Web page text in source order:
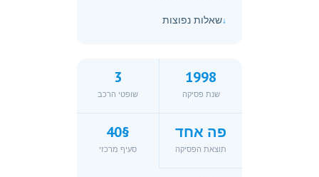
שאלות נפוצות
1998
שנת פסיקה
3
שופטי הרכב
פה אחד
תוצאת הפסיקה
§40
סעיף מרכזי